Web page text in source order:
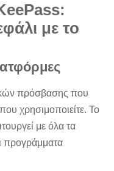
με το
πρόσβασης που
χρησιμοποιείτε. Το
με όλα τα
προγράμματα